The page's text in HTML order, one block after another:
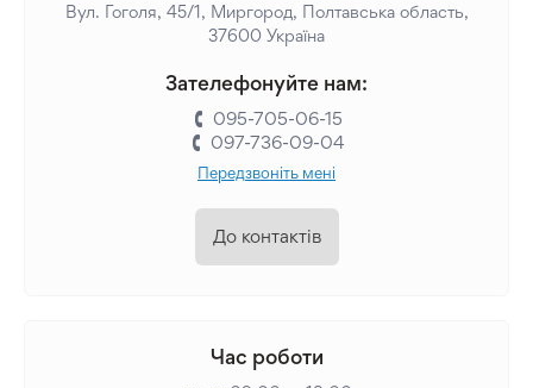
Вул. Гоголя, 45/1, Миргород, Полтавська область,
37600 Україна
Зателефонуйте нам:
095-705-06-15
097-736-09-04
Передзвоніть мені
До контактів
Час роботи